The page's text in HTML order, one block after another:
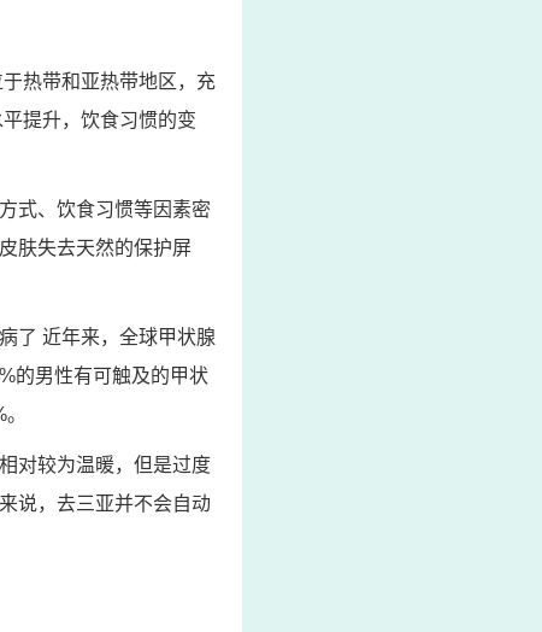
热带和亚热带地区，充
提升，饮食习惯的变
式、饮食习惯等因素密
肤失去天然的保护屏
了 近年来，全球甲状腺
的男性有可触及的甲状
对较为温暖，但是过度
说，去三亚并不会自动